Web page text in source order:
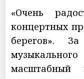
«Очень
концертных
берегов».
масштабный